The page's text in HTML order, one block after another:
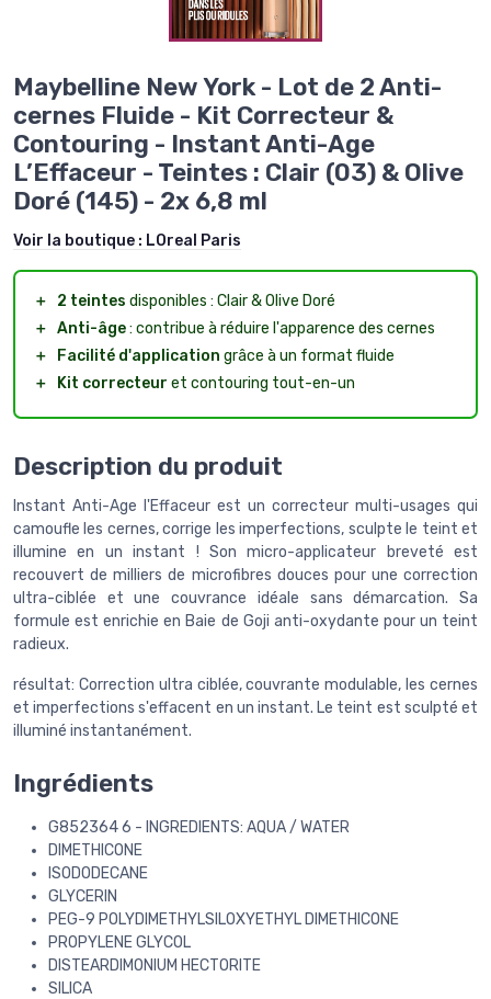
Maybelline New York - Lot de 2 Anti-
cernes Fluide - Kit Correcteur &
Contouring - Instant Anti-Age
L’Effaceur - Teintes : Clair (03) & Olive
Doré (145) - 2x 6,8 ml
Voir la boutique : LOreal Paris
＋ 2 teintes disponibles : Clair & Olive Doré
＋ Anti-âge: contribue à réduire l'apparence des cernes
＋
Facilité d'application grâce à un format fluide
＋
Kit correcteur et contouring tout-en-un
Description du produit
Instant Anti-Age l'Effaceur est un correcteur multi-usages qui
camoufle les cernes, corrige les imperfections, sculpte le teint et
illumine en un instant ! Son micro-applicateur breveté est
recouvert de milliers de microfibres douces pour une correction
ultra-ciblée et une couvrance idéale sans démarcation. Sa
formule est enrichie en Baie de Goji anti-oxydante pour un teint
radieux.
résultat: Correction ultra ciblée, couvrante modulable, les cernes
et imperfections s'effacent en un instant. Le teint est sculpté et
illuminé instantanément.
Ingrédients
G852364 6 - INGREDIENTS: AQUA / WATER
DIMETHICONE
ISODODECANE
GLYCERIN
PEG-9 POLYDIMETHYLSILOXYETHYL DIMETHICONE
PROPYLENE GLYCOL
DISTEARDIMONIUM HECTORITE
SILICA